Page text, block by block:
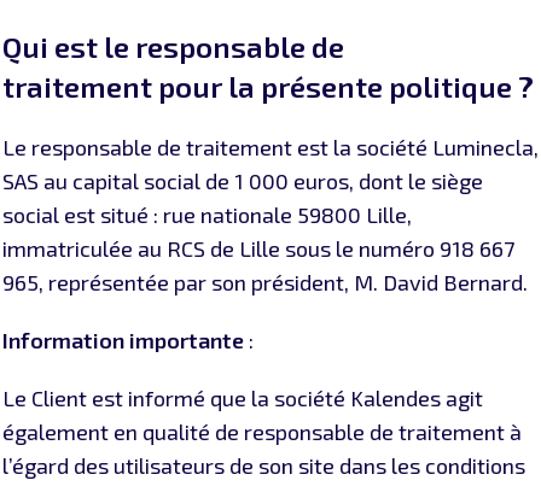
Qui est le responsable de
traitement pour la présente politique ?
Le responsable de traitement est la société Luminecla,
SAS au capital social de 1 000 euros, dont le siège
social est situé : rue nationale 59800 Lille,
immatriculée au RCS de Lille sous le numéro 918 667
965, représentée par son président, M. David Bernard.
Information importante :
Le Client est informé que la société Kalendes agit
également en qualité de responsable de traitement à
l’égard des utilisateurs de son site dans les conditions